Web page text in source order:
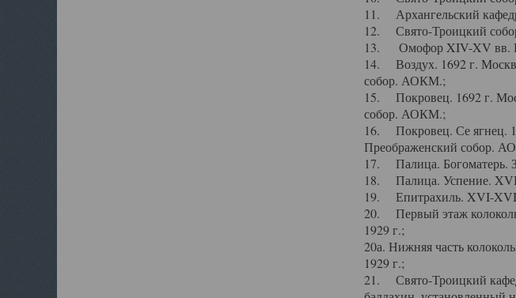
11. Архангельский
12. Свято-Троицкий собор
13. Омофор XIV-XV вв.
14. Воздух. 1692 г.
собор. АОКМ.;
15. Покровец. 1692 г.
собор. АОКМ.;
16. Покровец. Се ягнец.
Преображенский собор.
17. Палица. Богоматерь.
18. Палица. Успение. XVII
19. Епитрахиль. XVI-
20. Первый этаж
1929 г.;
20а. Нижняя часть
1929 г.;
21. Свято-Троицкий